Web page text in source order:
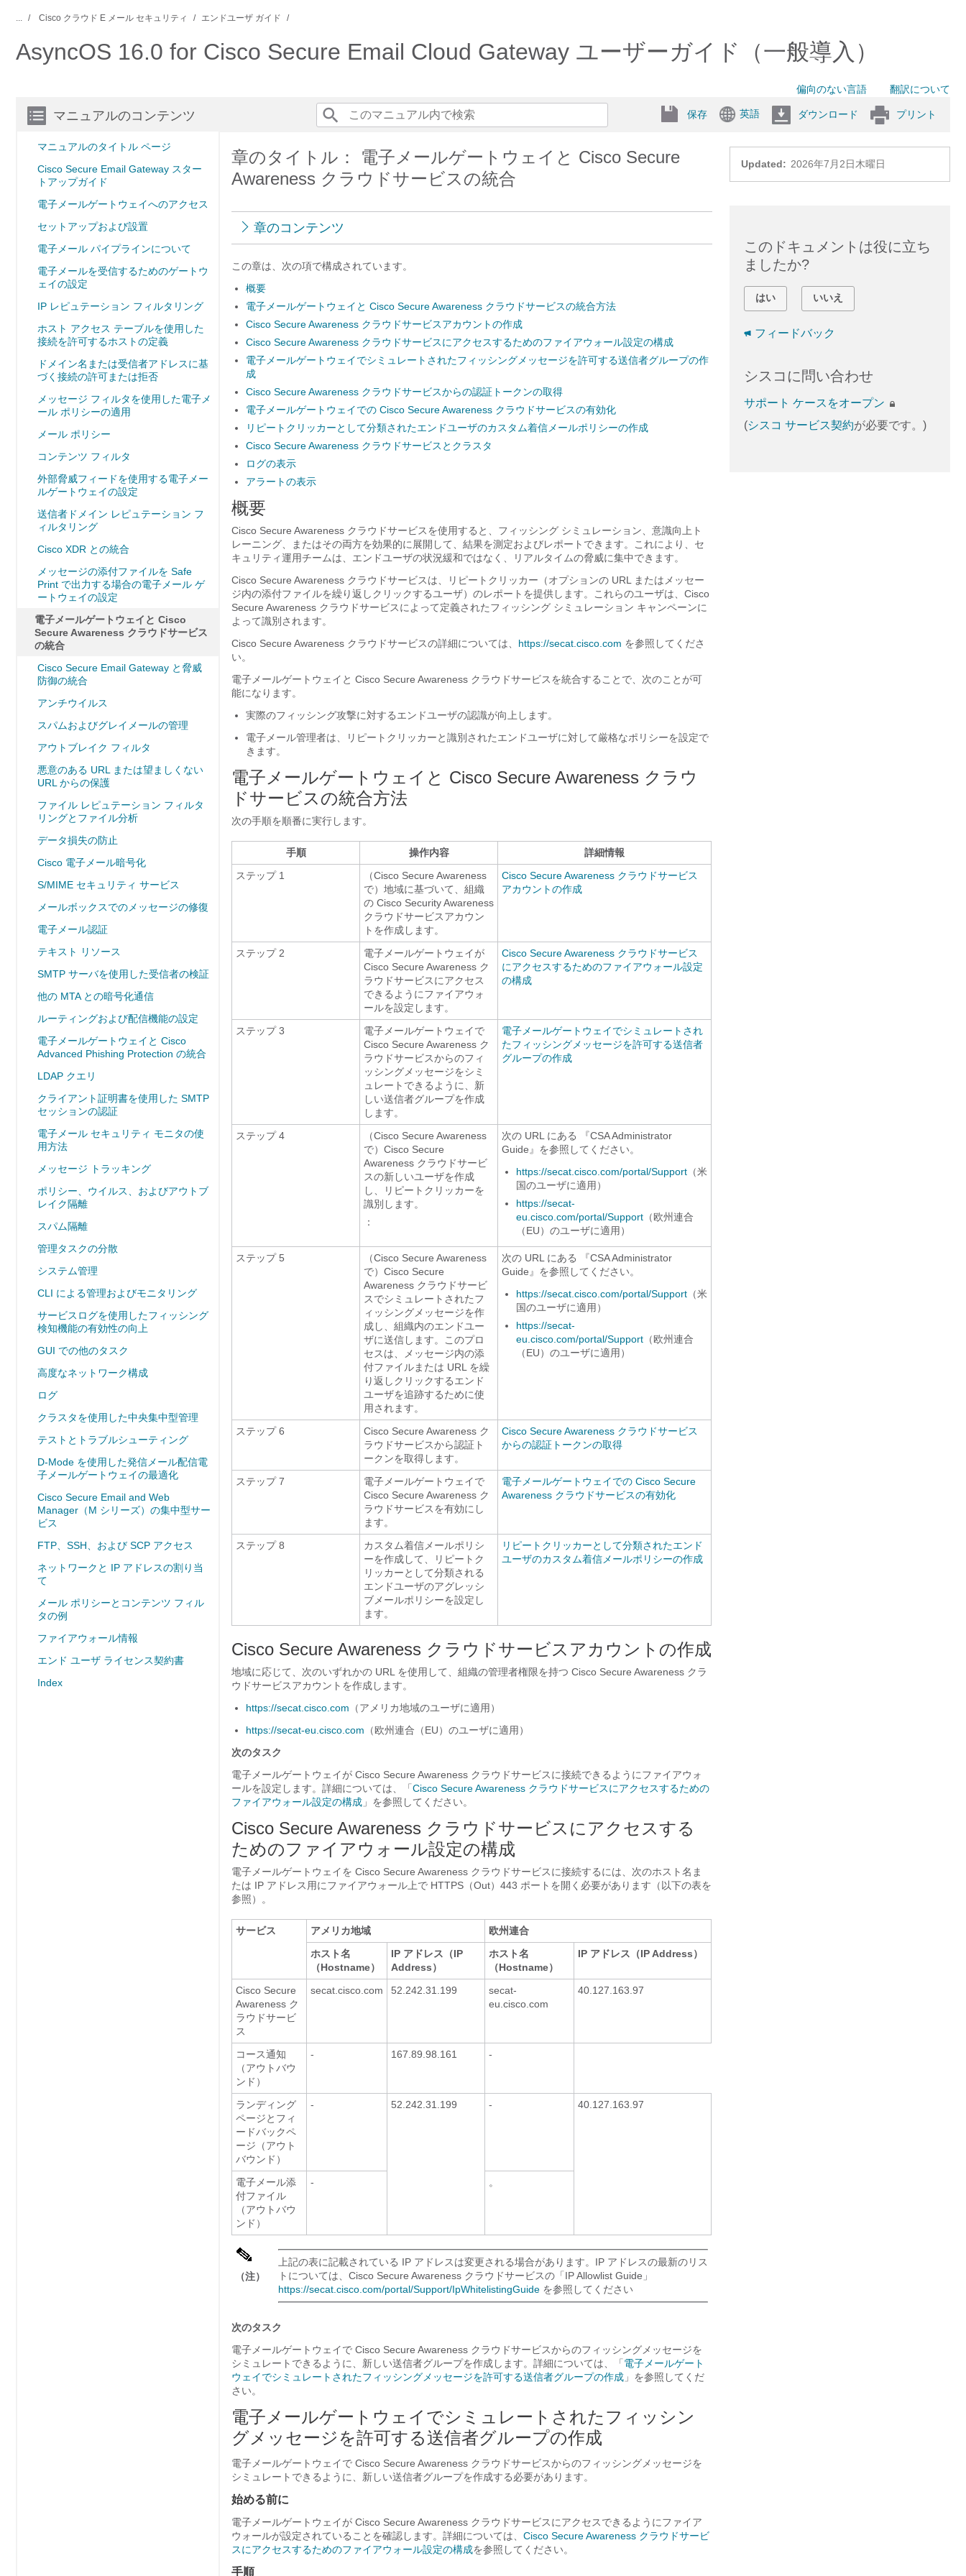
... Cisco クラウド E メール セキュリティ エンドユーザ ガイド
AsyncOS 16.0 for Cisco Secure Email Cloud Gateway ユーザーガイド（一般導入）
偏向のない言語 翻訳について
マニュアルのコンテンツ
マニュアルのタイトル ページ
Cisco Secure Email Gateway スター
トアップガイド
電子メールゲートウェイへのアクセス
セットアップおよび設置
電子メール パイプラインについて
電子メールを受信するためのゲートウ
ェイの設定
IP レピュテーション フィルタリング
ホスト アクセス テーブルを使用した
接続を許可するホストの定義
ドメイン名または受信者アドレスに基
づく接続の許可または拒否
メッセージ フィルタを使用した電子メ
ール ポリシーの適用
メール ポリシー
コンテンツ フィルタ
外部脅威フィードを使用する電子メー
ルゲートウェイの設定
送信者ドメイン レピュテーション フ
ィルタリング
Cisco XDR との統合
メッセージの添付ファイルを Safe
Print で出力する場合の電子メール ゲ
ートウェイの設定
電子メールゲートウェイと Cisco
Secure Awareness クラウドサービス
の統合
Cisco Secure Email Gateway と脅威
防御の統合
アンチウイルス
スパムおよびグレイメールの管理
アウトブレイク フィルタ
悪意のある URL または望ましくない
URL からの保護
ファイル レピュテーション フィルタ
リングとファイル分析
データ損失の防止
Cisco 電子メール暗号化
S/MIME セキュリティ サービス
メールボックスでのメッセージの修復
電子メール認証
テキスト リソース
SMTP サーバを使用した受信者の検証
他の MTA との暗号化通信
ルーティングおよび配信機能の設定
電子メールゲートウェイと Cisco
Advanced Phishing Protection の統合
LDAP クエリ
クライアント証明書を使用した SMTP
セッションの認証
電子メール セキュリティ モニタの使
用方法
メッセージ トラッキング
ポリシー、ウイルス、およびアウトブ
レイク隔離
スパム隔離
管理タスクの分散
システム管理
CLI による管理およびモニタリング
サービスログを使用したフィッシング
検知機能の有効性の向上
GUI での他のタスク
高度なネットワーク構成
ログ
クラスタを使用した中央集中型管理
テストとトラブルシューティング
D-Mode を使用した発信メール配信電
子メールゲートウェイの最適化
Cisco Secure Email and Web
Manager（M シリーズ）の集中型サー
ビス
FTP、SSH、および SCP アクセス
ネットワークと IP アドレスの割り当
て
メール ポリシーとコンテンツ フィル
タの例
ファイアウォール情報
エンド ユーザ ライセンス契約書
Index
保存 英語 ダウンロード プリント
Updated: 2026年7月2日木曜日
章のタイトル： 電子メールゲートウェイと Cisco Secure
Awareness クラウドサービスの統合
章のコンテンツ
この章は、次の項で構成されています。
概要
電子メールゲートウェイと Cisco Secure Awareness クラウドサービスの統合方法
Cisco Secure Awareness クラウドサービスアカウントの作成
Cisco Secure Awareness クラウドサービスにアクセスするためのファイアウォール設定の構成
電子メールゲートウェイでシミュレートされたフィッシングメッセージを許可する送信者グループの作
成
Cisco Secure Awareness クラウドサービスからの認証トークンの取得
電子メールゲートウェイでの Cisco Secure Awareness クラウドサービスの有効化
リピートクリッカーとして分類されたエンドユーザのカスタム着信メールポリシーの作成
Cisco Secure Awareness クラウドサービスとクラスタ
ログの表示
アラートの表示
概要
Cisco Secure Awareness クラウドサービスを使用すると、フィッシング シミュレーション、意識向上ト
レーニング、またはその両方を効果的に展開して、結果を測定およびレポートできます。これにより、セ
キュリティ運用チームは、エンドユーザの状況緩和ではなく、リアルタイムの脅威に集中できます。
Cisco Secure Awareness クラウドサービスは、リピートクリッカー（オプションの URL またはメッセー
ジ内の添付ファイルを繰り返しクリックするユーザ）のレポートを提供します。これらのユーザは、Cisco
Secure Awareness クラウドサービスによって定義されたフィッシング シミュレーション キャンペーンに
よって識別されます。
Cisco Secure Awareness クラウドサービスの詳細については、 https://secat.cisco.com を参照してくださ
い。
電子メールゲートウェイと Cisco Secure Awareness クラウドサービスを統合することで、次のことが可
能になります。
実際のフィッシング攻撃に対するエンドユーザの認識が向上します。
電子メール管理者は、リピートクリッカーと識別されたエンドユーザに対して厳格なポリシーを設定で
きます。
電子メールゲートウェイと Cisco Secure Awareness クラウ
ドサービスの統合方法
次の手順を順番に実行します。
手順 操作内容
詳細情報
ステップ 1
（Cisco Secure Awareness
で）地域に基づいて、組織
の Cisco Security Awareness
クラウドサービスアカウン
トを作成します。
Cisco Secure Awareness クラウドサービス
アカウントの作成
ステップ 2
電子メールゲートウェイが
Cisco Secure Awareness ク
ラウドサービスにアクセス
できるようにファイアウォ
ールを設定します。
Cisco Secure Awareness クラウドサービス
にアクセスするためのファイアウォール設定
の構成
ステップ 3
電子メールゲートウェイで
Cisco Secure Awareness ク
ラウドサービスからのフィ
ッシングメッセージをシミ
ュレートできるように、新
しい送信者グループを作成
します。
電子メールゲートウェイでシミュレートされ
たフィッシングメッセージを許可する送信者
グループの作成
ステップ 4
（Cisco Secure Awareness
で）Cisco Secure
Awareness クラウドサービ
スの新しいユーザを作成
し、リピートクリッカーを
識別します。
：
次の URL にある 『CSA Administrator
Guide』を参照してください。
https://secat.cisco.com/portal/Support （米
国のユーザに適用）
https://secat-
eu.cisco.com/portal/Support （欧州連合
（EU）のユーザに適用）
ステップ 5
（Cisco Secure Awareness
で）Cisco Secure
Awareness クラウドサービ
スでシミュレートされたフ
ィッシングメッセージを作
成し、組織内のエンドユー
ザに送信します。このプロ
セスは、メッセージ内の添
付ファイルまたは URL を繰
り返しクリックするエンド
ユーザを追跡するために使
用されます。
次の URL にある 『CSA Administrator
Guide』を参照してください。
https://secat.cisco.com/portal/Support （米
国のユーザに適用）
https://secat-
eu.cisco.com/portal/Support （欧州連合
（EU）のユーザに適用）
ステップ 6
Cisco Secure Awareness ク
ラウドサービスから認証ト
ークンを取得します。
Cisco Secure Awareness クラウドサービス
からの認証トークンの取得
ステップ 7
電子メールゲートウェイで
Cisco Secure Awareness ク
ラウドサービスを有効にし
ます。
電子メールゲートウェイでの Cisco Secure
Awareness クラウドサービスの有効化
ステップ 8
カスタム着信メールポリシ
ーを作成して、リピートク
リッカーとして分類される
エンドユーザのアグレッシ
ブメールポリシーを設定し
ます。
リピートクリッカーとして分類されたエンド
ユーザのカスタム着信メールポリシーの作成
Cisco Secure Awareness クラウドサービスアカウントの作成
地域に応じて、次のいずれかの URL を使用して、組織の管理者権限を持つ Cisco Secure Awareness クラ
ウドサービスアカウントを作成します。
https://secat.cisco.com （アメリカ地域のユーザに適用）
https://secat-eu.cisco.com （欧州連合（EU）のユーザに適用）
次のタスク
電子メールゲートウェイが Cisco Secure Awareness クラウドサービスに接続できるようにファイアウォ
ールを設定します。詳細については、「 Cisco Secure Awareness クラウドサービスにアクセスするための
ファイアウォール設定の構成 」を参照してください。
Cisco Secure Awareness クラウドサービスにアクセスする
ためのファイアウォール設定の構成
電子メールゲートウェイを Cisco Secure Awareness クラウドサービスに接続するには、次のホスト名ま
たは IP アドレス用にファイアウォール上で HTTPS（Out）443 ポートを開く必要があります（以下の表を
参照）。
サービス アメリカ地域
欧州連合
ホスト名
（Hostname）
IP アドレス（IP
Address）
ホスト名
（Hostname）
IP アドレス（IP Address）
Cisco Secure
Awareness ク
ラウドサービ
ス
secat.cisco.com 52.242.31.199
secat-
eu.cisco.com
40.127.163.97
コース通知
（アウトバウ
ンド）
- 167.89.98.161 -
ランディング
ページとフィ
ードバックペ
ージ（アウト
バウンド）
- 52.242.31.199 - 40.127.163.97
電子メール添
付ファイル
（アウトバウ
ンド）
- 。
（注）
上記の表に記載されている IP アドレスは変更される場合があります。IP アドレスの最新のリス
トについては、Cisco Secure Awareness クラウドサービスの「IP Allowlist Guide」
https://secat.cisco.com/portal/Support/IpWhitelistingGuide を参照してください
次のタスク
電子メールゲートウェイで Cisco Secure Awareness クラウドサービスからのフィッシングメッセージを
シミュレートできるように、新しい送信者グループを作成します。詳細については、「 電子メールゲート
ウェイでシミュレートされたフィッシングメッセージを許可する送信者グループの作成 」を参照してくだ
さい。
電子メールゲートウェイでシミュレートされたフィッシン
グメッセージを許可する送信者グループの作成
電子メールゲートウェイで Cisco Secure Awareness クラウドサービスからのフィッシングメッセージを
シミュレートできるように、新しい送信者グループを作成する必要があります。
始める前に
電子メールゲートウェイが Cisco Secure Awareness クラウドサービスにアクセスできるようにファイア
ウォールが設定されていることを確認します。詳細については、 Cisco Secure Awareness クラウドサービ
スにアクセスするためのファイアウォール設定の構成を参照してください。
手順
このドキュメントは役に立ち
ましたか?
はい いいえ
フィードバック
シスコに問い合わせ
サポート ケースをオープン
(シスコ サービス契約が必要です。)